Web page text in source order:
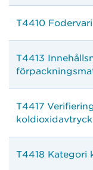
T4410
T4413
T4417
koldioxidavtryck
T4418 Kategori